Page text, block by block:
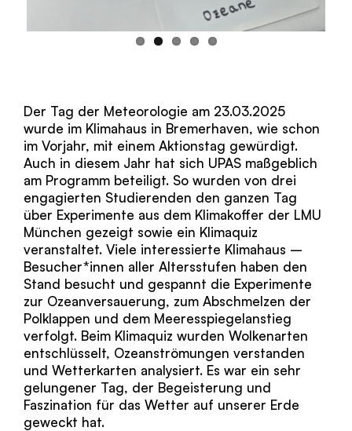
Der Tag der Meteorologie am 23.03.2025
wurde im Klimahaus in Bremerhaven, wie schon
im Vorjahr, mit einem Aktionstag gewürdigt.
Auch in diesem Jahr hat sich UPAS maßgeblich
am Programm beteiligt. So wurden von drei
engagierten Studierenden den ganzen Tag
über Experimente aus dem Klimakoffer der LMU
München gezeigt sowie ein Klimaquiz
veranstaltet. Viele interessierte Klimahaus –
Besucher*innen aller Altersstufen haben den
Stand besucht und gespannt die Experimente
zur Ozeanversauerung, zum Abschmelzen der
Polklappen und dem Meeresspiegelanstieg
verfolgt. Beim Klimaquiz wurden Wolkenarten
entschlüsselt, Ozeanströmungen verstanden
und Wetterkarten analysiert. Es war ein sehr
gelungener Tag, der Begeisterung und
Faszination für das Wetter auf unserer Erde
geweckt hat.